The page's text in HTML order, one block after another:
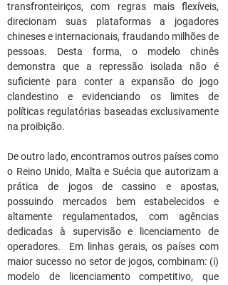
transfronteiriços, com regras mais flexíveis,
direcionam suas plataformas a jogadores
chineses e internacionais, fraudando milhões de
pessoas. Desta forma, o modelo chinês
demonstra que a repressão isolada não é
suficiente para conter a expansão do jogo
clandestino e evidenciando os limites de
políticas regulatórias baseadas exclusivamente
na proibição.
De outro lado, encontramos outros países como
o Reino Unido, Malta e Suécia que autorizam a
prática de jogos de cassino e apostas,
possuindo mercados bem estabelecidos e
altamente regulamentados, com agências
dedicadas à supervisão e licenciamento de
operadores.  Em linhas gerais, os países com
maior sucesso no setor de jogos, combinam: (i)
modelo de licenciamento competitivo, que